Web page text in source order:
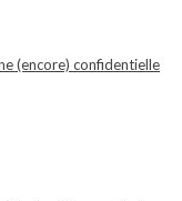
(encore) confidentielle